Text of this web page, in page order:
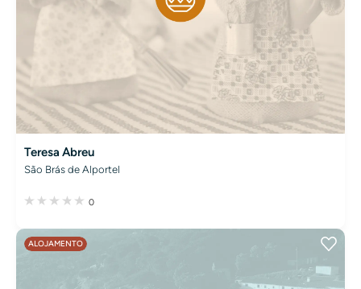
Teresa Abreu
São Brás de Alportel
0
ALOJAMENTO